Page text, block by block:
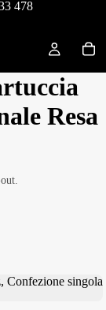
478
Resa
Confezione singola